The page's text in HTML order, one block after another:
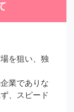
を狙い、独
業でありな
、スピード